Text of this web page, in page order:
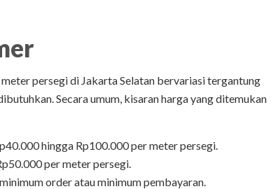
persegi di Jakarta Selatan bervariasi tergantung
Secara umum, kisaran harga yang ditemukan
hingga Rp100.000 per meter persegi.
per meter persegi.
order atau minimum pembayaran.